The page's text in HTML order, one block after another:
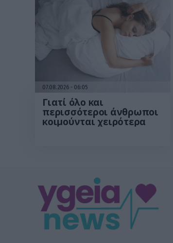
07.08.2026 06:05
Γιατί όλο και
περισσότεροι άνθρωποι
κοιμούνται χειρότερα